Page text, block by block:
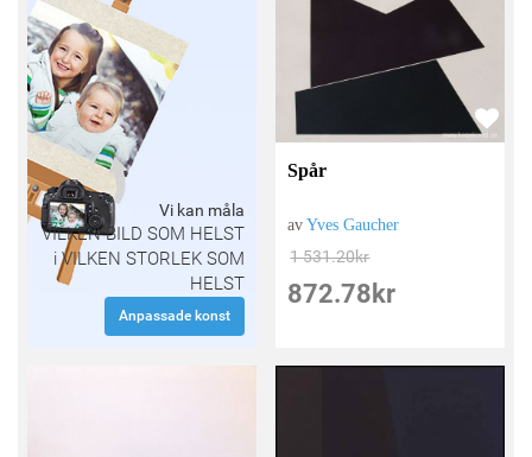
Vi kan måla
VILKEN BILD SOM HELST
i VILKEN STORLEK SOM
HELST
Anpassade konst
Spår
avYves Gaucher
1 531.20kr
872.78 kr